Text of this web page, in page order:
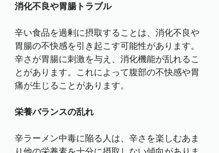
消化不良や胃腸トラブル
辛い食品を過剰に摂取することは、消化不良や
胃腸の不快感を引き起こす可能性があります。
辛さが胃腸に刺激を与え、消化機能が乱れるこ
とがあります。これによって腹部の不快感や胃
痛が生じることがあります。
栄養バランスの乱れ
辛ラーメン中毒に陥る人は、辛さを楽しむあま